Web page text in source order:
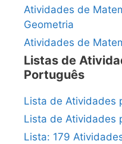
Atividades de
Geometria
Atividades de
Listas de
Português
Lista de Atividades
Lista de Atividades
Lista: 179